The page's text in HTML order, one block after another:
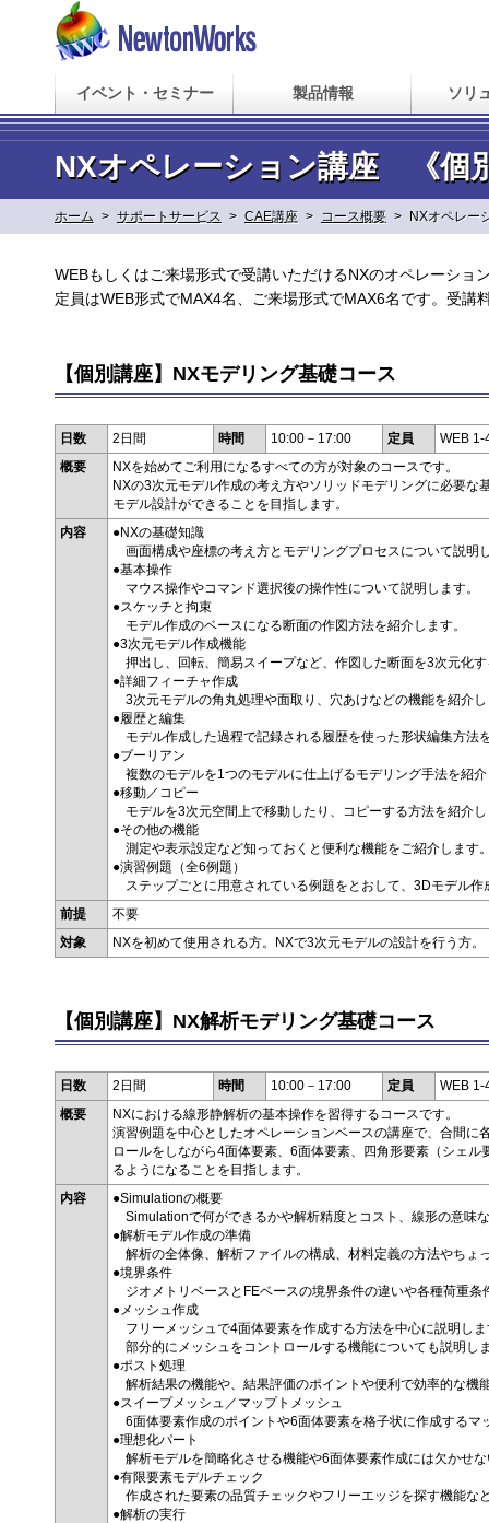
イベント・セミナー 製品情報 ソリ
NXオペレーション講座 《個
ホーム > サポートサービス > CAE講座 > コース概要 > NXオペレー
WEBもしくはご来場形式で受講いただけるNXのオペレーショ
定員はWEB形式でMAX4名、ご来場形式でMAX6名です。受講
【個別講座】NXモデリング基礎コース
日数 2日間 時間 10:00－17:00 定員
WEB 1-
概要
NXを始めてご利用になるすべての方が対象のコースです。
NXの3次元モデル作成の考え方やソリッドモデリングに必要
モデル設計ができることを目指します。
内容
●NXの基礎知識
画面構成や座標の考え方とモデリングプロセスについて説明
●基本操作
マウス操作やコマンド選択後の操作性について説明します。
●スケッチと拘束
モデル作成のベースになる断面の作図方法を紹介します。
●3次元モデル作成機能
押出し、回転、簡易スイープなど、作図した断面を3次元化
●詳細フィーチャ作成
3次元モデルの角丸処理や面取り、穴あけなどの機能を紹介
●履歴と編集
モデル作成した過程で記録される履歴を使った形状編集方法
●ブーリアン
複数のモデルを1つのモデルに仕上げるモデリング手法を紹
●移動／コピー
モデルを3次元空間上で移動したり、コピーする方法を紹介
●その他の機能
測定や表示設定など知っておくと便利な機能をご紹介します
●演習例題（全6例題）
ステップごとに用意されている例題をとおして、3Dモデル作
前提
不要
対象
NXを初めて使用される方。NXで3次元モデルの設計を行う方。
【個別講座】NX解析モデリング基礎コース
日数 2日間 時間 10:00－17:00 定員
WEB 1-
概要
NXにおける線形静解析の基本操作を習得するコースです。
演習例題を中心としたオペレーションベースの講座で、合間
ロールをしながら4面体要素、6面体要素、四角形要素（シェ
るようになることを目指します。
内容
●Simulationの概要
Simulationで何ができるかや解析精度とコスト、線形の意味
●解析モデル作成の準備
解析の全体像、解析ファイルの構成、材料定義の方法やちょ
●境界条件
ジオメトリベースとFEベースの境界条件の違いや各種荷重条
●メッシュ作成
フリーメッシュで4面体要素を作成する方法を中心に説明し
部分的にメッシュをコントロールする機能についても説明し
●ポスト処理
解析結果の機能や、結果評価のポイントや便利で効率的な機
●スイープメッシュ／マップトメッシュ
6面体要素作成のポイントや6面体要素を格子状に作成するマ
●理想化パート
解析モデルを簡略化させる機能や6面体要素作成には欠かせ
●有限要素モデルチェック
作成された要素の品質チェックやフリーエッジを探す機能な
●解析の実行